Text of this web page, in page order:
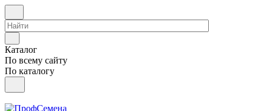
Каталог
По всему сайту
По каталогу